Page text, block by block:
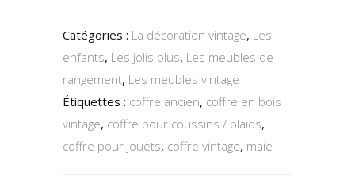
Catégories : La décoration vintage, Les
enfants, Les jolis plus, Les meubles de
rangement, Les meubles vintage
Étiquettes : coffre ancien, coffre en bois
vintage, coffre pour coussins / plaids,
coffre pour jouets, coffre vintage, maie